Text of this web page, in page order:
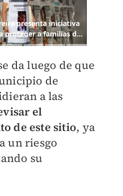
da luego de que
de
a las
el
de este sitio, ya
un riesgo
su